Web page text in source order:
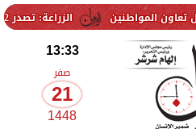
الزراعة: تصدر 712 ترخيص تشغيل جديد لمشروعات الثروة الحيوانية والداجنة.. وتسجيل 832 مخلوط أعلاف
13:33
صفر
21
1448